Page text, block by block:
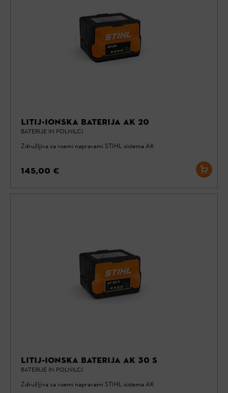
LITIJ-IONSKA BATERIJA AK 20
BATERIJE IN POLNILCI
Združljiva za vsemi napravami STIHL sistema AK
145,00 €
LITIJ-IONSKA BATERIJA AK 30 S
BATERIJE IN POLNILCI
Združljiva za vsemi napravami STIHL sistema AK